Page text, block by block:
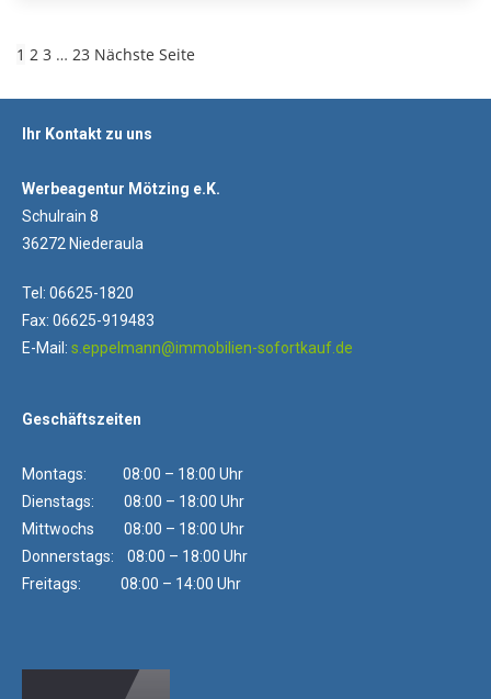
1 2 3 … 23 Nächste Seite
Ihr Kontakt zu uns
Werbeagentur Mötzing e.K.
Schulrain 8
36272 Niederaula
Tel: 06625-1820
Fax: 06625-919483
E-Mail: s.eppelmann@immobilien-sofortkauf.de
Geschäftszeiten
Montags: 08:00 – 18:00 Uhr
Dienstags: 08:00 – 18:00 Uhr
Mittwochs 08:00 – 18:00 Uhr
Donnerstags: 08:00 – 18:00 Uhr
Freitags: 08:00 – 14:00 Uhr